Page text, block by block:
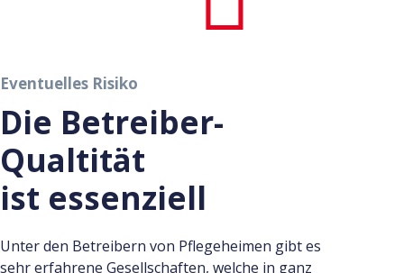
Eventuelles Risiko
Die Betreiber-
Qualtität
ist essenziell
Unter den Betreibern von Pflegeheimen gibt es
sehr erfahrene Gesellschaften, welche in ganz